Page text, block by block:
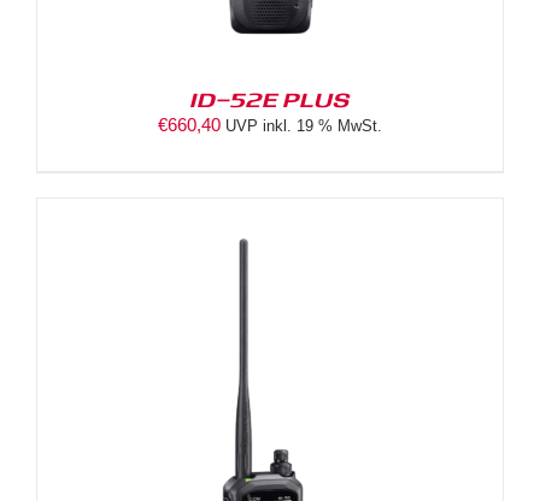
ID-52E PLUS
€660,40 UVP inkl. 19 % MwSt.